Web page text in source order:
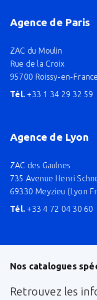
Agence de Paris
ZAC du Moulin
Rue de la Croix
95700 Roissy-en-France
Tél. +33 1 34 29 32 59
Agence de Lyon
ZAC des Gaulnes
735 Avenue Henri
69330 Meyzieu (Lyon
Tél. +33 4 72 04 30 60
Nos catalogues
Retrouvez les